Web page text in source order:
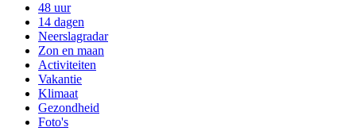
48 uur
14 dagen
Neerslagradar
Zon en maan
Activiteiten
Vakantie
Klimaat
Gezondheid
Foto's